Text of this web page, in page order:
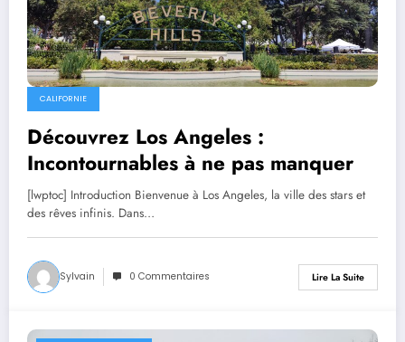
CALIFORNIE
Découvrez Los Angeles :
Incontournables à ne pas manquer
[lwptoc] Introduction Bienvenue à Los Angeles, la ville des stars et
des rêves infinis. Dans…
Sylvain 0 Commentaires Lire La Suite